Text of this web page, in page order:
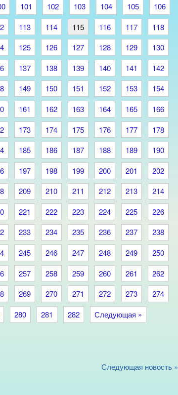
101 102 103 104 105
106
113 114 115 116 117
118
125 126 127 128 129
130
137 138 139 140 141
142
149 150 151 152 153
154
161 162 163 164 165
166
173 174 175 176 177
178
185 186 187 188 189
190
197 198 199 200 201
202
209 210 211 212 213
214
221 222 223 224 225
226
233 234 235 236 237
238
245 246 247 248 249
250
257 258 259 260 261
262
269 270 271 272 273
274
280 281 282 Следующая »
Следующая новость »